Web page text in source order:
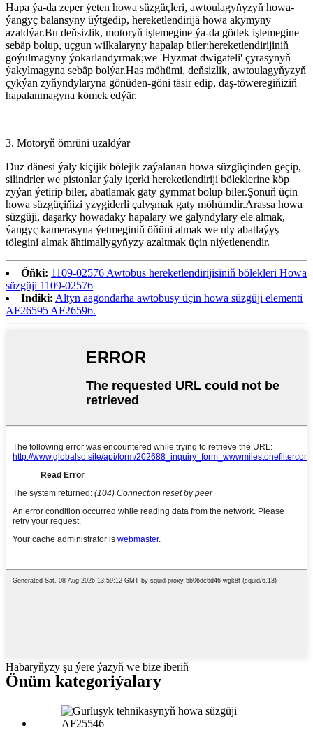
Hapa ýa-da zeper ýeten howa süzgüçleri, awtoulagyňyzyň howa-
ýangyç balansyny üýtgedip, hereketlendirijä howa akymyny
azaldýar.Bu deňsizlik, motoryň işlemegine ýa-da gödek işlemegine
sebäp bolup, uçgun wilkalaryny hapalap biler;hereketlendirijiniň
goýulmagyny ýokarlandyrmak;we 'Hyzmat dwigateli' çyrasynyň
ýakylmagyna sebäp bolýar.Has möhümi, deňsizlik, awtoulagyňyzyň
çykýan zyňyndylaryna gönüden-göni täsir edip, daş-töweregiňiziň
hapalanmagyna kömek edýär.
3. Motoryň ömrüni uzaldýar
Duz dänesi ýaly kiçijik bölejik zaýalanan howa süzgüçinden geçip,
silindrler we pistonlar ýaly içerki hereketlendiriji böleklerine köp
zyýan ýetirip biler, abatlamak gaty gymmat bolup biler.Şonuň üçin
howa süzgüçiňizi yzygiderli çalyşmak gaty möhümdir.Arassa howa
süzgüji, daşarky howadaky hapalary we galyndylary ele almak,
ýangyç kamerasyna ýetmeginiň öňüni almak we uly abatlaýyş
tölegini almak ähtimallygyňyzy azaltmak üçin niýetlenendir.
Öňki: 1109-02576 Awtobus hereketlendirijisiniň bölekleri Howa
süzgüji 1109-02576
Indiki: Altyn aagondarha awtobusy üçin howa süzgüji elementi
AF26595 AF26596.
Habaryňyzy şu ýere ýazyň we bize iberiň
Önüm kategoriýalary